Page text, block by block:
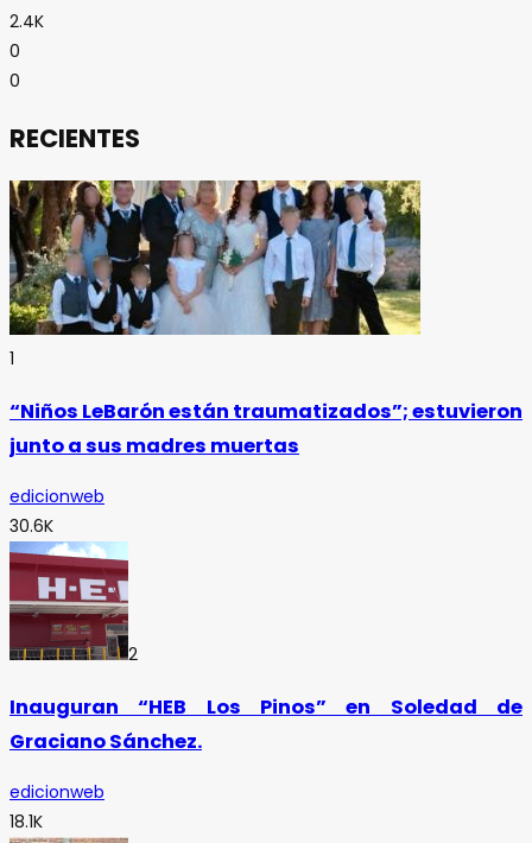
2.4K
0
0
RECIENTES
1
“Niños LeBarón están traumatizados”; estuvieron
junto a sus madres muertas
edicionweb
30.6K
2
Inauguran “HEB Los Pinos” en Soledad de
Graciano Sánchez.
edicionweb
18.1K